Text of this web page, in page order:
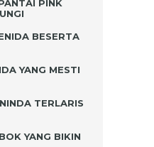
PINK
BESERTA
YANG MESTI
TERLARIS
YANG BIKIN